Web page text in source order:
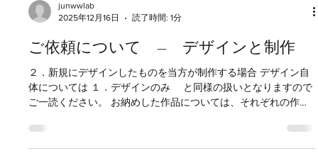
junwwlab
2025年12月16日
読了時間: 1分
ご依頼について ― デザインと制作
体については １．デザインのみ と同様の扱いとなりますので